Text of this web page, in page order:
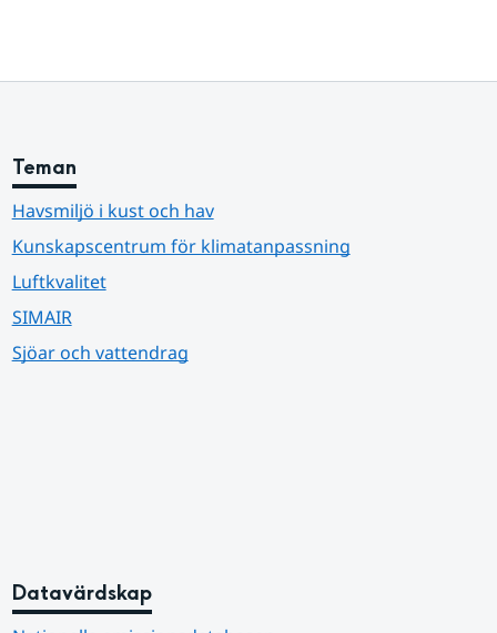
Teman
Havsmiljö i kust och hav
Kunskapscentrum för klimatanpassning
Luftkvalitet
SIMAIR
Sjöar och vattendrag
Datavärdskap